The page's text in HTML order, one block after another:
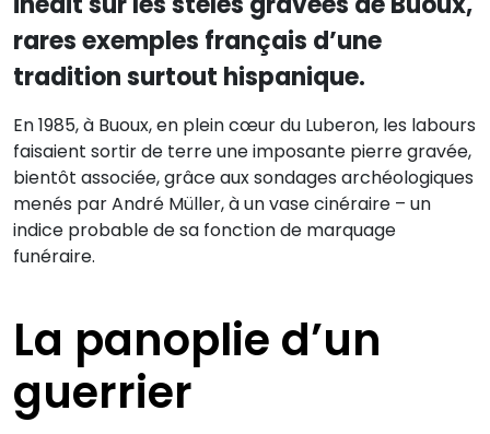
rares exemples français d’une
tradition surtout hispanique.
En 1985, à Buoux, en plein cœur du Luberon, les labours
faisaient sortir de terre une imposante pierre gravée,
bientôt associée, grâce aux sondages archéologiques
menés par André Müller, à un vase cinéraire – un
indice probable de sa fonction de marquage
funéraire.
La panoplie d’un
guerrier